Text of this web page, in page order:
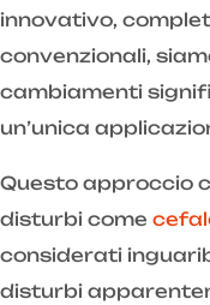
innovativo,
convenzionali,
cambiamenti
un’unica
Questo approccio
disturbi come
considerati
disturbi